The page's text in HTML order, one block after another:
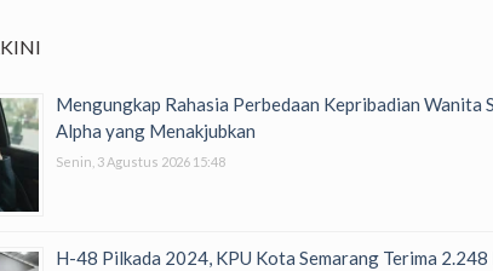
Mengungkap Rahasia Perbedaan Kepribadian Wanita
Alpha yang Menakjubkan
Senin, 3 Agustus 2026 15:48
H-48 Pilkada 2024, KPU Kota Semarang Terima